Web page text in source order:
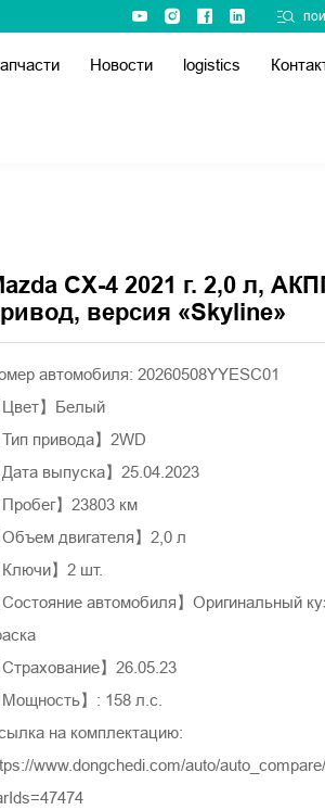
Новости logistics
CX-4 2021 г. 2,0 л,
версия «Skyline»
автомобиля: 20260508YYESC01
Цвет】Белый
Тип привода】2WD
Дата выпуска】25.04.2023
Пробег】23803 км
Объем двигателя】2,0 л
Ключи】2 шт.
Состояние автомобиля】Оригинальный
Страхование】26.05.23
Мощность】: 158 л.с.
на комплектацию:
www.dongchedi.com/auto/